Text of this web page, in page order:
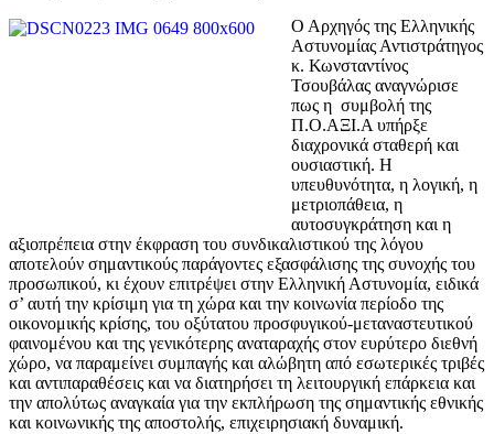
Ο Αρχηγός της Ελληνικής
Αστυνομίας Αντιστράτηγος
κ. Κωνσταντίνος
Τσουβάλας αναγνώρισε
πως η συμβολή της
Π.Ο.ΑΞΙ.Α υπήρξε
διαχρονικά σταθερή και
ουσιαστική. Η
υπευθυνότητα, η λογική, η
μετριοπάθεια, η
αυτοσυγκράτηση και η
αξιοπρέπεια στην έκφραση του συνδικαλιστικού της λόγου
αποτελούν σημαντικούς παράγοντες εξασφάλισης της συνοχής του
προσωπικού, κι έχουν επιτρέψει στην Ελληνική Αστυνομία, ειδικά
σ’ αυτή την κρίσιμη για τη χώρα και την κοινωνία περίοδο της
οικονομικής κρίσης, του οξύτατου προσφυγικού-μεταναστευτικού
φαινομένου και της γενικότερης αναταραχής στον ευρύτερο διεθνή
χώρο, να παραμείνει συμπαγής και αλώβητη από εσωτερικές τριβές
και αντιπαραθέσεις και να διατηρήσει τη λειτουργική επάρκεια και
την απολύτως αναγκαία για την εκπλήρωση της σημαντικής εθνικής
και κοινωνικής της αποστολής, επιχειρησιακή δυναμική.